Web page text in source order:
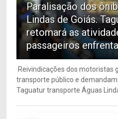
Paralisação dos
Lindas de Goiás.
retomará as
passageiros
Reivindicações dos motoristas
transporte público e
Taguatur transporte Águas